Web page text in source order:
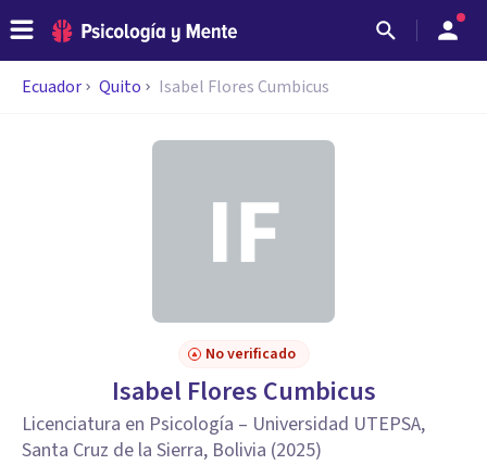
Ecuador Quito Isabel Flores Cumbicus
No verificado
Isabel Flores Cumbicus
Licenciatura en Psicología – Universidad UTEPSA,
Santa Cruz de la Sierra, Bolivia (2025)